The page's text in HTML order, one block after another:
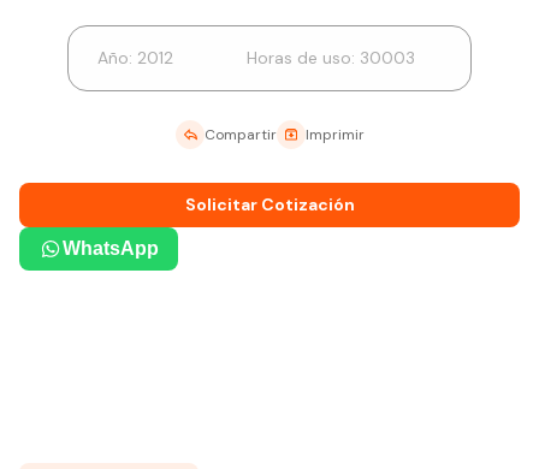
Año: 2012 Horas de uso: 30003
Compartir Imprimir
Solicitar Cotización
WhatsApp